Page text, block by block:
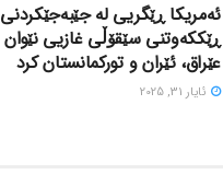
ئەمریکا ڕێگریی لە جێبەجێکردنی
ڕێککەوتنی سێقۆڵی غازیی نێوان
عێراق، ئێران و تورکمانستان کرد
ئایار 31, 2025